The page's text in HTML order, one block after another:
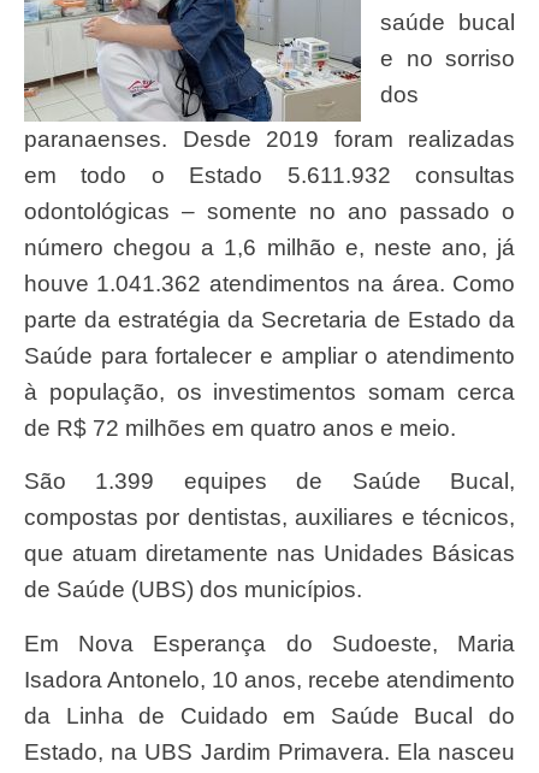
saúde bucal
e no sorriso
dos
paranaenses. Desde 2019 foram realizadas
em todo o Estado 5.611.932 consultas
odontológicas – somente no ano passado o
número chegou a 1,6 milhão e, neste ano, já
houve 1.041.362 atendimentos na área. Como
parte da estratégia da Secretaria de Estado da
Saúde para fortalecer e ampliar o atendimento
à população, os investimentos somam cerca
de R$ 72 milhões em quatro anos e meio.
São 1.399 equipes de Saúde Bucal,
compostas por dentistas, auxiliares e técnicos,
que atuam diretamente nas Unidades Básicas
de Saúde (UBS) dos municípios.
Em Nova Esperança do Sudoeste, Maria
Isadora Antonelo, 10 anos, recebe atendimento
da Linha de Cuidado em Saúde Bucal do
Estado, na UBS Jardim Primavera. Ela nasceu